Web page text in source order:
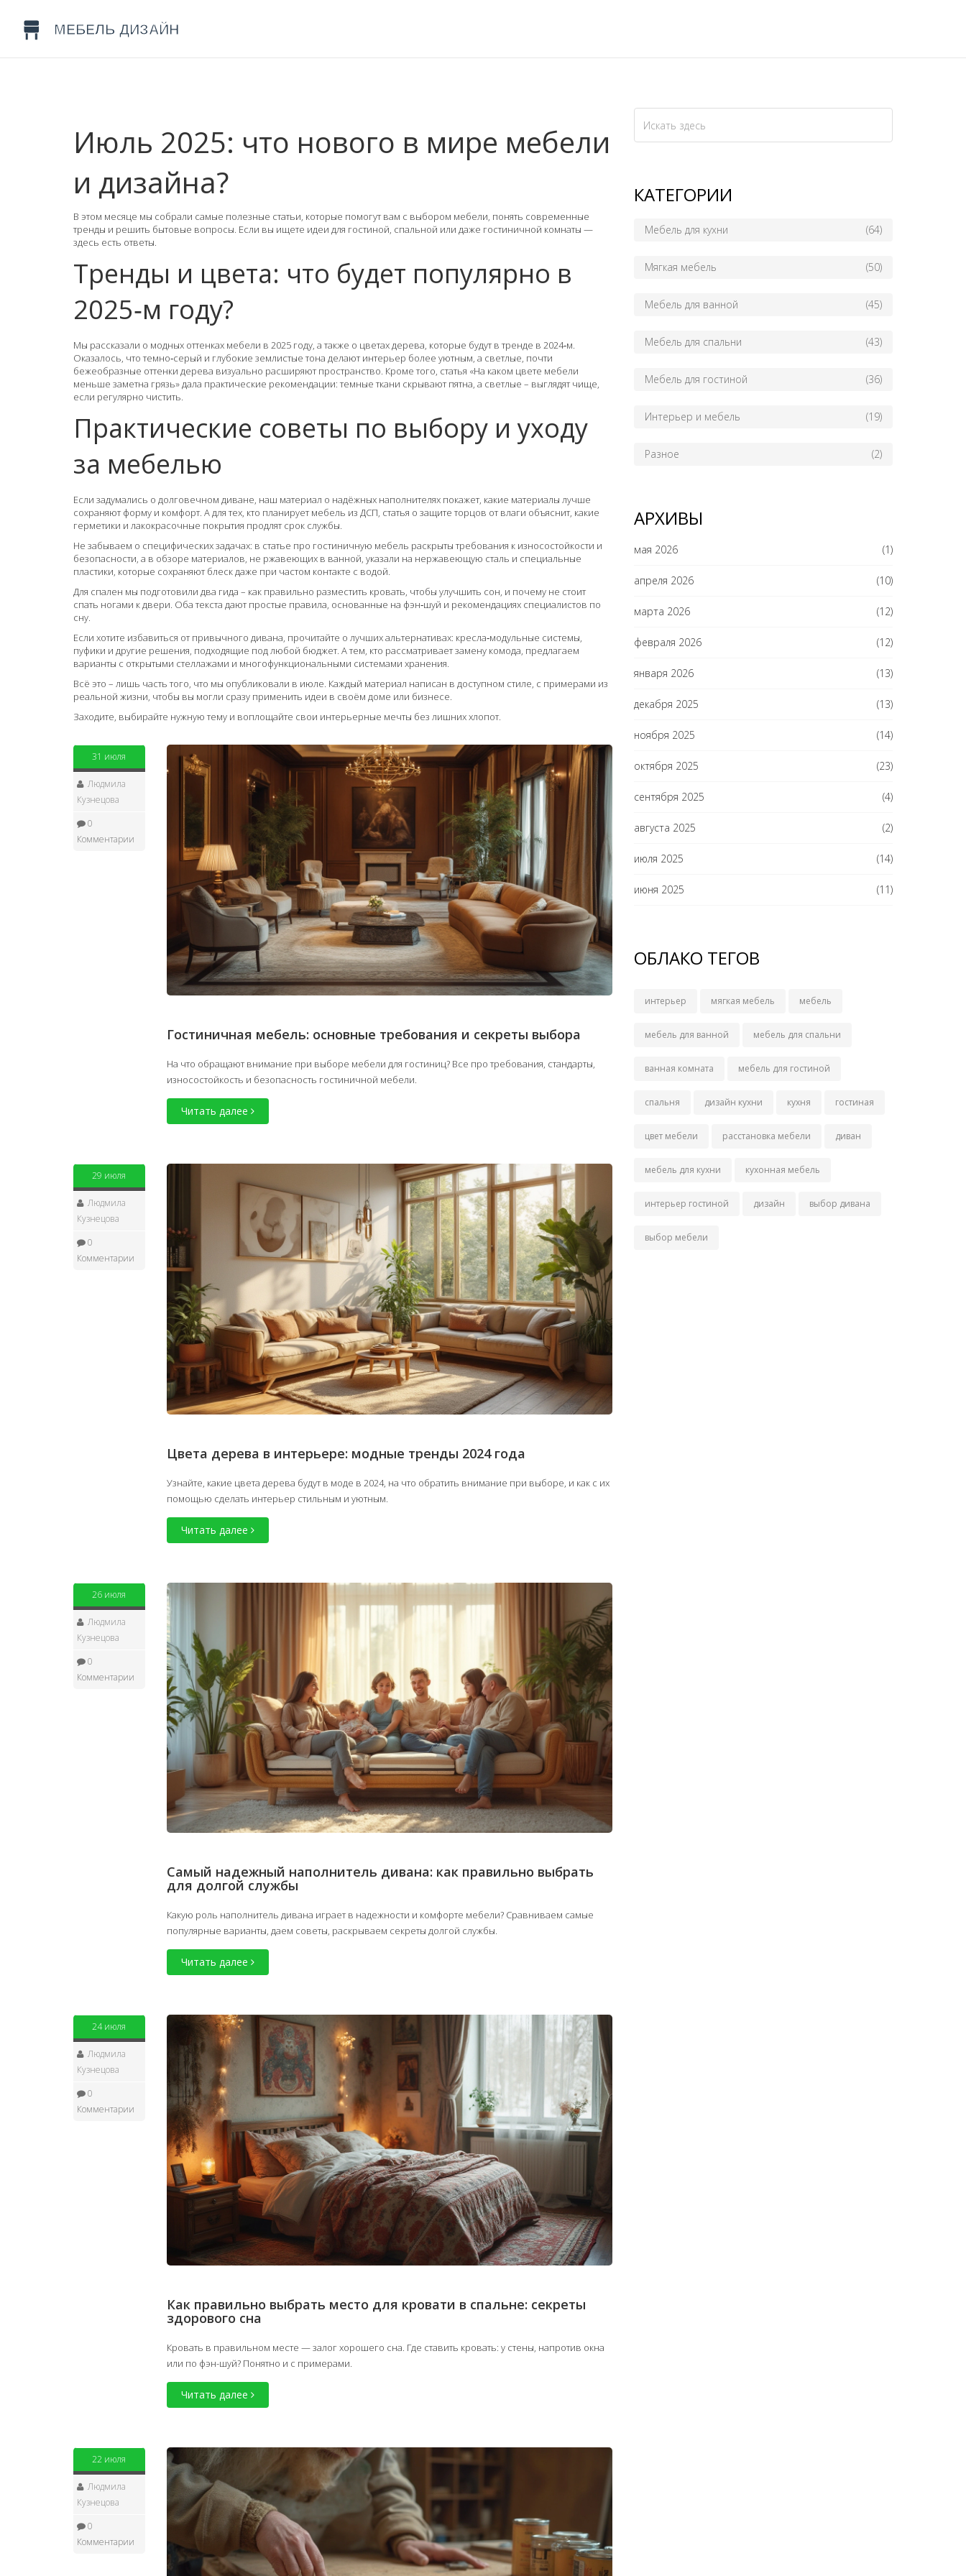
Июль 2025: что нового в мире мебели
и дизайна?
В этом месяце мы собрали самые полезные статьи, которые помогут вам с выбором мебели, понять современные
тренды и решить бытовые вопросы. Если вы ищете идеи для гостиной, спальной или даже гостиничной комнаты —
здесь есть ответы.
Тренды и цвета: что будет популярно в
2025‑м году?
Мы рассказали о модных оттенках мебели в 2025 году, а также о цветах дерева, которые будут в тренде в 2024‑м.
Оказалось, что темно‑серый и глубокие землистые тона делают интерьер более уютным, а светлые, почти
бежеобразные оттенки дерева визуально расширяют пространство. Кроме того, статья «На каком цвете мебели
меньше заметна грязь» дала практические рекомендации: темные ткани скрывают пятна, а светлые – выглядят чище,
если регулярно чистить.
Практические советы по выбору и уходу
за мебелью
Если задумались о долговечном диване, наш материал о надёжных наполнителях покажет, какие материалы лучше
сохраняют форму и комфорт. А для тех, кто планирует мебель из ДСП, статья о защите торцов от влаги объяснит, какие
герметики и лакокрасочные покрытия продлят срок службы.
Не забываем о специфических задачах: в статье про гостиничную мебель раскрыты требования к износостойкости и
безопасности, а в обзоре материалов, не ржавеющих в ванной, указали на нержавеющую сталь и специальные
пластики, которые сохраняют блеск даже при частом контакте с водой.
Для спален мы подготовили два гида – как правильно разместить кровать, чтобы улучшить сон, и почему не стоит
спать ногами к двери. Оба текста дают простые правила, основанные на фэн‑шуй и рекомендациях специалистов по
сну.
Если хотите избавиться от привычного дивана, прочитайте о лучших альтернативах: кресла‑модульные системы,
пуфики и другие решения, подходящие под любой бюджет. А тем, кто рассматривает замену комода, предлагаем
варианты с открытыми стеллажами и многофункциональными системами хранения.
Всё это – лишь часть того, что мы опубликовали в июле. Каждый материал написан в доступном стиле, с примерами из
реальной жизни, чтобы вы могли сразу применить идеи в своём доме или бизнесе.
Заходите, выбирайте нужную тему и воплощайте свои интерьерные мечты без лишних хлопот.
31 июля
Людмила
Кузнецова
0
Комментарии
Гостиничная мебель: основные требования и секреты выбора
На что обращают внимание при выборе мебели для гостиниц? Все про требования, стандарты,
износостойкость и безопасность гостиничной мебели.
Читать далее
29 июля
Людмила
Кузнецова
0
Комментарии
Цвета дерева в интерьере: модные тренды 2024 года
Узнайте, какие цвета дерева будут в моде в 2024, на что обратить внимание при выборе, и как с их
помощью сделать интерьер стильным и уютным.
Читать далее
26 июля
Людмила
Кузнецова
0
Комментарии
Самый надежный наполнитель дивана: как правильно выбрать
для долгой службы
Какую роль наполнитель дивана играет в надежности и комфорте мебели? Сравниваем самые
популярные варианты, даем советы, раскрываем секреты долгой службы.
Читать далее
24 июля
Людмила
Кузнецова
0
Комментарии
Как правильно выбрать место для кровати в спальне: секреты
здорового сна
Кровать в правильном месте — залог хорошего сна. Где ставить кровать: у стены, напротив окна
или по фэн-шуй? Понятно и с примерами.
Читать далее
22 июля
Людмила
Кузнецова
0
Комментарии
КАТЕГОРИИ
Мебель для кухни (64)
Мягкая мебель (50)
Мебель для ванной (45)
Мебель для спальни (43)
Мебель для гостиной (36)
Интерьер и мебель (19)
Разное (2)
АРХИВЫ
мая 2026 (1)
апреля 2026 (10)
марта 2026 (12)
февраля 2026 (12)
января 2026 (13)
декабря 2025 (13)
ноября 2025 (14)
октября 2025 (23)
сентября 2025 (4)
августа 2025 (2)
июля 2025 (14)
июня 2025 (11)
ОБЛАКО ТЕГОВ
интерьер мягкая мебель мебель
мебель для ванной мебель для спальни
ванная комната мебель для гостиной
спальня дизайн кухни кухня гостиная
цвет мебели расстановка мебели диван
мебель для кухни кухонная мебель
интерьер гостиной дизайн выбор дивана
выбор мебели